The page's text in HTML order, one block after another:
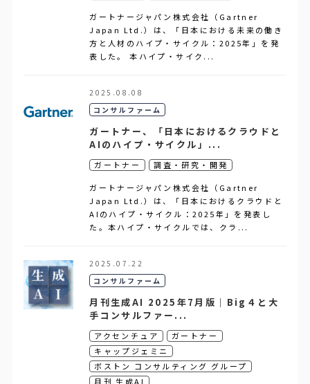
ガートナージャパン株式会社（Gartner
Japan Ltd.）は、「日本における未来の働き
方と人材のハイプ・サイクル：2025年」を発
表した。 本ハイプ・サイク...
2025.08.08
コンサルファーム
ガートナー、「日本におけるクラウドと
AIのハイプ・サイクル」...
ガートナー 調査・研究・開発
ガートナージャパン株式会社（Gartner
Japan Ltd.）は、「日本におけるクラウドと
AIのハイプ・サイクル：2025年」を発表し
た。本ハイプ・サイクルでは、クラ...
2025.07.22
コンサルファーム
月刊生成AI 2025年7月版｜Big４と大
手コンサルファー...
アクセンチュア
ガートナー
キャップジェミニ
ボストン コンサルティング グループ
月刊 生成AI